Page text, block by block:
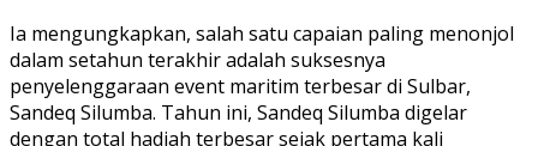
Ia mengungkapkan, salah satu capaian paling menonjol
dalam setahun terakhir adalah suksesnya
penyelenggaraan event maritim terbesar di Sulbar,
Sandeq Silumba. Tahun ini, Sandeq Silumba digelar
dengan total hadiah terbesar sejak pertama kali